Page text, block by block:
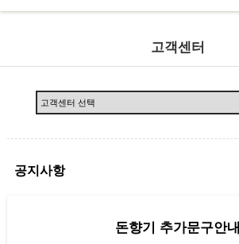
고객센터
공지사항
돈향기 추가문구안내